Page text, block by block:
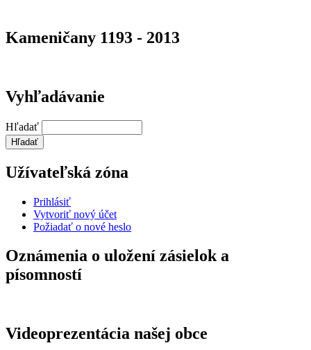
Kameničany 1193 - 2013
Vyhľadávanie
Hľadať
Užívateľská zóna
Prihlásiť
Vytvoriť nový účet
Požiadať o nové heslo
Oznámenia o uložení zásielok a
písomností
Videoprezentácia našej obce